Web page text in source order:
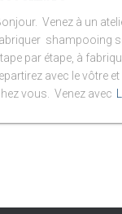
Venez à un
shampooing
par étape, à
avec le vôtre
vous. Venez avec